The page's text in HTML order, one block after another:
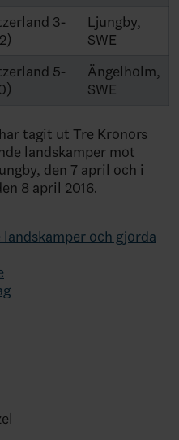
3-
Ljungby,
SWE
5-
Ängelholm,
SWE
tagit ut Tre Kronors
landskamper mot
den 7 april och i
8 april 2016.
och gjorda